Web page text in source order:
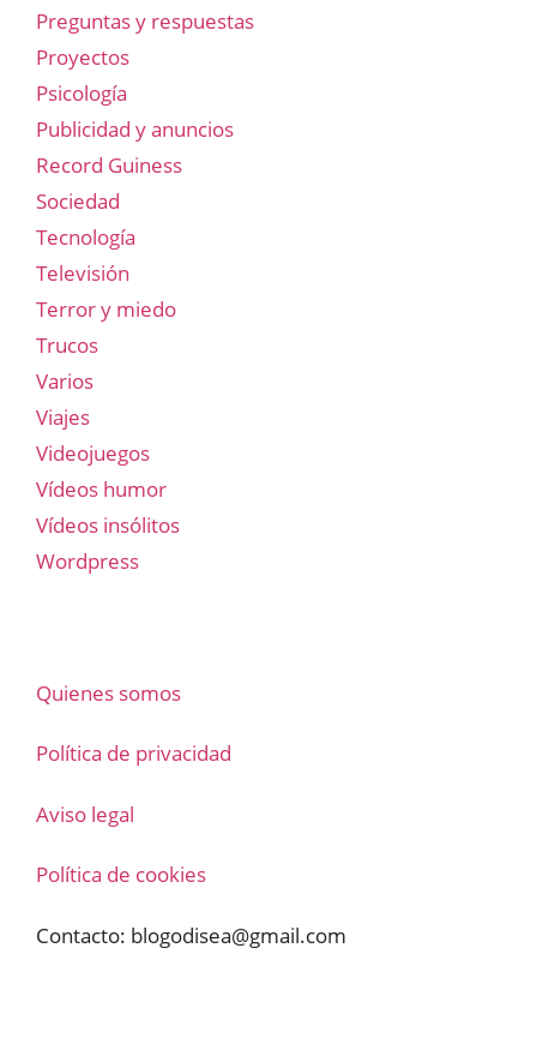
Preguntas y respuestas
Proyectos
Psicología
Publicidad y anuncios
Record Guiness
Sociedad
Tecnología
Televisión
Terror y miedo
Trucos
Varios
Viajes
Videojuegos
Vídeos humor
Vídeos insólitos
Wordpress
Quienes somos
Política de privacidad
Aviso legal
Política de cookies
Contacto: blogodisea@gmail.com